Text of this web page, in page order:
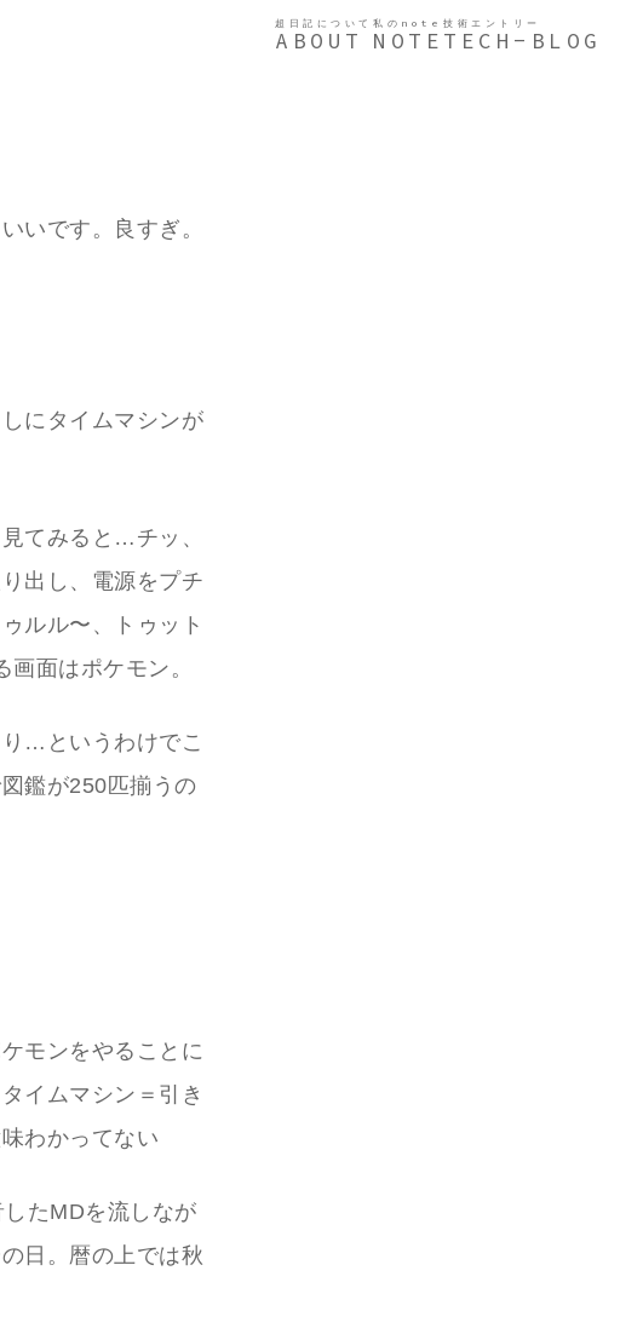
超日記について
ABOUT
私のnote
NOTE
技術エントリー
TECH-BLOG
いです。良すぎ。
にタイムマシンが
てみると…チッ、
出し、電源をプチ
ルル〜、トゥット
面はポケモン。
…というわけでこ
鑑が250匹揃うの
モンをやることに
イムマシン＝引き
わかってない
たMDを流しなが
日。暦の上では秋